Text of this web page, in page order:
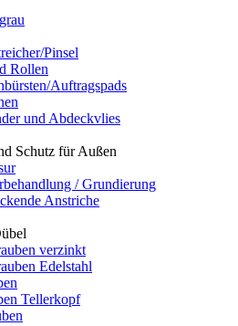
Pinsel
Rollen
Auftragspads
und Abdeckvlies
Schutz für Außen
/ Grundierung
Anstriche
verzinkt
Edelstahl
Tellerkopf